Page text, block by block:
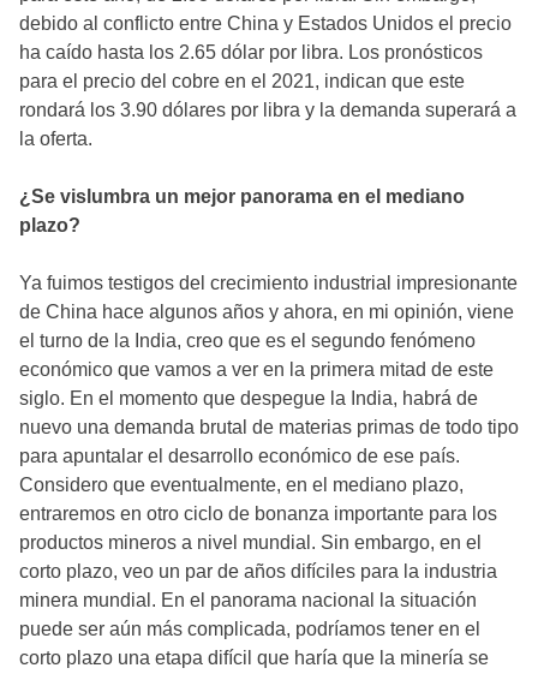
debido al conflicto entre China y Estados Unidos el precio
ha caído hasta los 2.65 dólar por libra. Los pronósticos
para el precio del cobre en el 2021, indican que este
rondará los 3.90 dólares por libra y la demanda superará a
la oferta.
¿Se vislumbra un mejor panorama en el mediano
plazo?
Ya fuimos testigos del crecimiento industrial impresionante
de China hace algunos años y ahora, en mi opinión, viene
el turno de la India, creo que es el segundo fenómeno
económico que vamos a ver en la primera mitad de este
siglo. En el momento que despegue la India, habrá de
nuevo una demanda brutal de materias primas de todo tipo
para apuntalar el desarrollo económico de ese país.
Considero que eventualmente, en el mediano plazo,
entraremos en otro ciclo de bonanza importante para los
productos mineros a nivel mundial. Sin embargo, en el
corto plazo, veo un par de años difíciles para la industria
minera mundial. En el panorama nacional la situación
puede ser aún más complicada, podríamos tener en el
corto plazo una etapa difícil que haría que la minería se